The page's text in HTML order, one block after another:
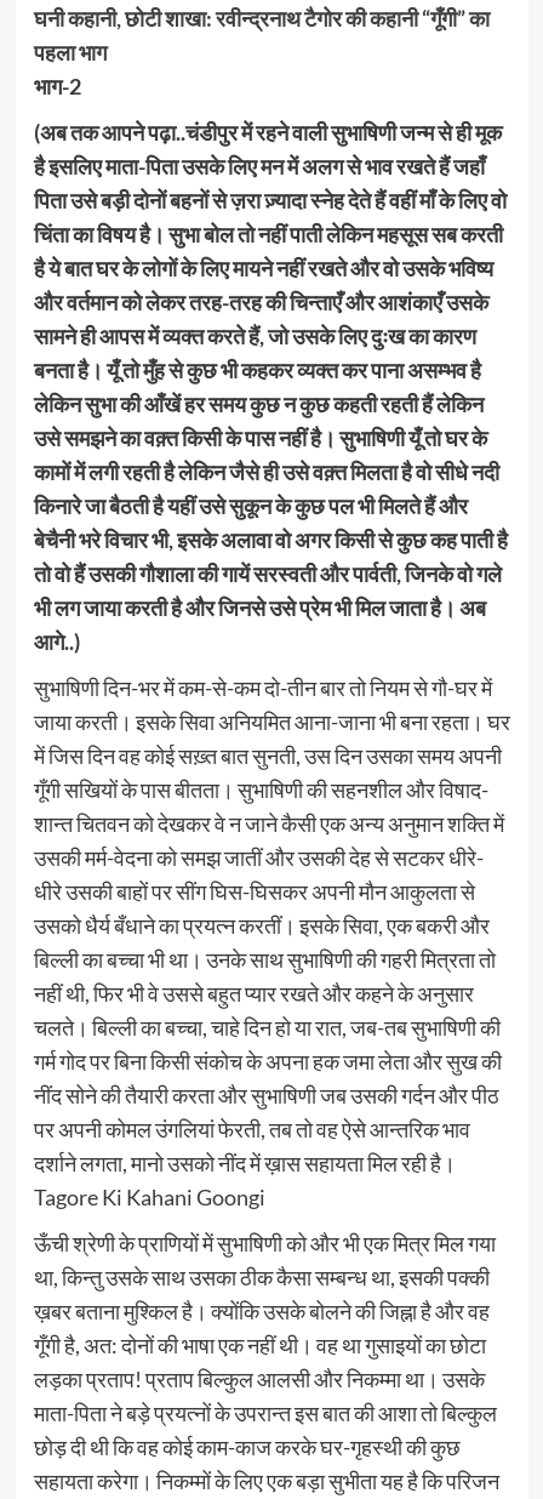
घनी कहानी, छोटी शाखा: रवीन्द्रनाथ टैगोर की कहानी “गूँगी” का
पहला भाग
भाग-2
(अब तक आपने पढ़ा..चंडीपुर में रहने वाली सुभाषिणी जन्म से ही मूक
है इसलिए माता-पिता उसके लिए मन में अलग से भाव रखते हैं जहाँ
पिता उसे बड़ी दोनों बहनों से ज़रा ज़्यादा स्नेह देते हैं वहीं माँ के लिए वो
चिंता का विषय है। सुभा बोल तो नहीं पाती लेकिन महसूस सब करती
है ये बात घर के लोगों के लिए मायने नहीं रखते और वो उसके भविष्य
और वर्तमान को लेकर तरह-तरह की चिन्ताएँ और आशंकाएँ उसके
सामने ही आपस में व्यक्त करते हैं, जो उसके लिए दुःख का कारण
बनता है। यूँ तो मुँह से कुछ भी कहकर व्यक्त कर पाना असम्भव है
लेकिन सुभा की आँखें हर समय कुछ न कुछ कहती रहती हैं लेकिन
उसे समझने का वक़्त किसी के पास नहीं है। सुभाषिणी यूँ तो घर के
कामों में लगी रहती है लेकिन जैसे ही उसे वक़्त मिलता है वो सीधे नदी
किनारे जा बैठती है यहीं उसे सुकून के कुछ पल भी मिलते हैं और
बेचैनी भरे विचार भी, इसके अलावा वो अगर किसी से कुछ कह पाती है
तो वो हैं उसकी गौशाला की गायें सरस्वती और पार्वती, जिनके वो गले
भी लग जाया करती है और जिनसे उसे प्रेम भी मिल जाता है। अब
आगे..)
सुभाषिणी दिन-भर में कम-से-कम दो-तीन बार तो नियम से गौ-घर में
जाया करती। इसके सिवा अनियमित आना-जाना भी बना रहता। घर
में जिस दिन वह कोई सख़्त बात सुनती, उस दिन उसका समय अपनी
गूँगी सखियों के पास बीतता। सुभाषिणी की सहनशील और विषाद-
शान्त चितवन को देखकर वे न जाने कैसी एक अन्य अनुमान शक्ति में
उसकी मर्म-वेदना को समझ जातीं और उसकी देह से सटकर धीरे-
धीरे उसकी बाहों पर सींग घिस-घिसकर अपनी मौन आकुलता से
उसको धैर्य बँधाने का प्रयत्न करतीं। इसके सिवा, एक बकरी और
बिल्ली का बच्चा भी था। उनके साथ सुभाषिणी की गहरी मित्रता तो
नहीं थी, फिर भी वे उससे बहुत प्यार रखते और कहने के अनुसार
चलते। बिल्ली का बच्चा, चाहे दिन हो या रात, जब-तब सुभाषिणी की
गर्म गोद पर बिना किसी संकोच के अपना हक जमा लेता और सुख की
नींद सोने की तैयारी करता और सुभाषिणी जब उसकी गर्दन और पीठ
पर अपनी कोमल उंगलियां फेरती, तब तो वह ऐसे आन्तरिक भाव
दर्शाने लगता, मानो उसको नींद में ख़ास सहायता मिल रही है।
Tagore Ki Kahani Goongi
ऊँची श्रेणी के प्राणियों में सुभाषिणी को और भी एक मित्र मिल गया
था, किन्तु उसके साथ उसका ठीक कैसा सम्बन्ध था, इसकी पक्की
ख़बर बताना मुश्किल है। क्योंकि उसके बोलने की जिह्ना है और वह
गूँगी है, अत: दोनों की भाषा एक नहीं थी। वह था गुसाइयों का छोटा
लड़का प्रताप! प्रताप बिल्कुल आलसी और निकम्मा था। उसके
माता-पिता ने बड़े प्रयत्नों के उपरान्त इस बात की आशा तो बिल्कुल
छोड़ दी थी कि वह कोई काम-काज करके घर-गृहस्थी की कुछ
सहायता करेगा। निकम्मों के लिए एक बड़ा सुभीता यह है कि परिजन